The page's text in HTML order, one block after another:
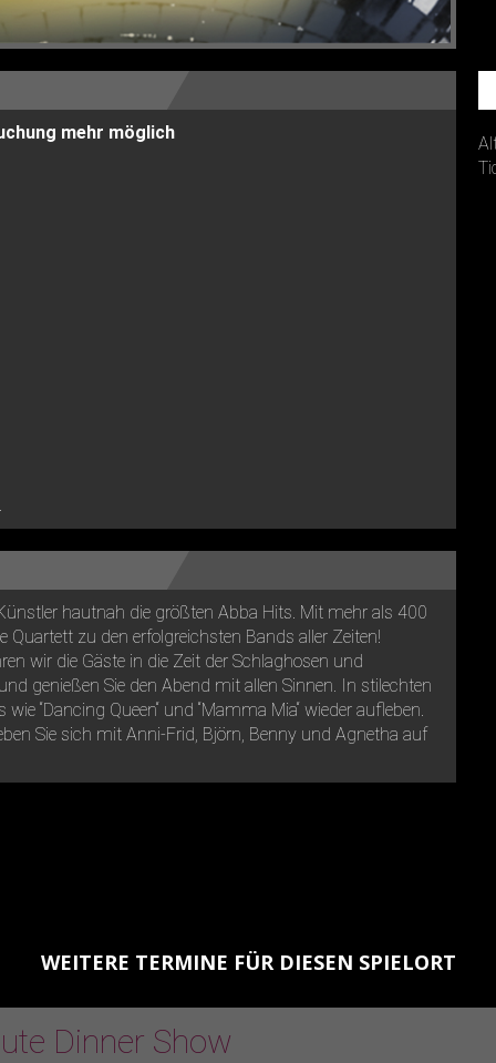
mehr möglich
hautnah die größten Abba Hits. Mit mehr als 400
zu den erfolgreichsten Bands aller Zeiten!
wir die Gäste in die Zeit der Schlaghosen und
genießen Sie den Abend mit allen Sinnen. In stilechten
“Dancing Queen“ und “Mamma Mia“ wieder aufleben.
Sie sich mit Anni-Frid, Björn, Benny und Agnetha auf
WEITERE TERMINE FÜR DIESEN SPIELORT
Dinner Show